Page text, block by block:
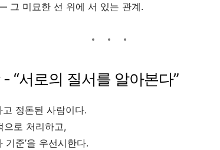
그 미묘한 선 위에 서 있는 관계.
“서로의 질서를 알아본다”
정돈된 사람이다.
으로 처리하고,
기준’을 우선시한다.